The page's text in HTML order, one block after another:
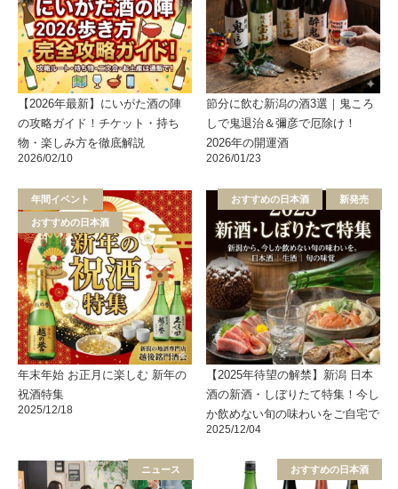
【2026年最新】にいがた酒の陣
の攻略ガイド！チケット・持ち
物・楽しみ方を徹底解説
2026/02/10
節分に飲む新潟の酒3選｜鬼ころ
しで鬼退治＆彌彦で厄除け！
2026年の開運酒
2026/01/23
年間イベント
おすすめの日本酒
年末年始 お正月に楽しむ 新年の
祝酒特集
2025/12/18
おすすめの日本酒 新発売
【2025年待望の解禁】新潟 日本
酒の新酒・しぼりたて特集！今し
か飲めない旬の味わいをご自宅で
2025/12/04
ニュース おすすめの日本酒